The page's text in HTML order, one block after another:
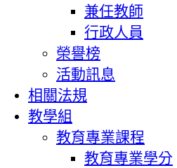
兼任教師
行政人員
榮譽榜
活動訊息
相關法規
教學組
教育專業課程
教育專業學分